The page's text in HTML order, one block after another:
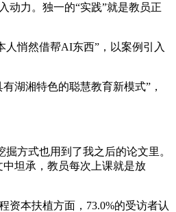
动力。独一的“实践”就是教员正
悄然借帮AI东西”，以案例引入
湖湘特色的聪慧教育新模式”，
方式也用到了我之后的论文里。
坦承，教员每次上课就是放
本扶植方面，73.0%的受访者认